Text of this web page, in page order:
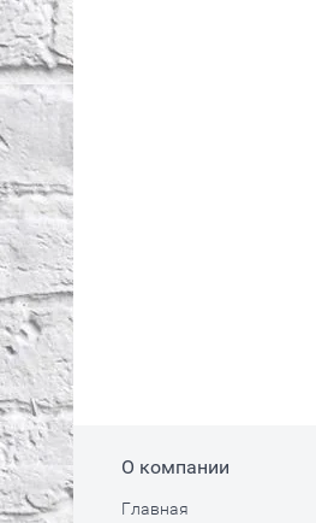
О компании
Главная